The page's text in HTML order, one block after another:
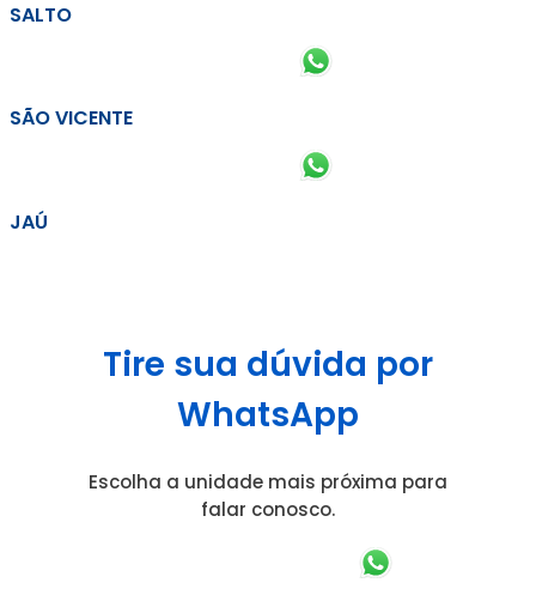
SALTO
SÃO VICENTE
JAÚ
Tire sua dúvida por
WhatsApp
Escolha a unidade mais próxima para
falar conosco.